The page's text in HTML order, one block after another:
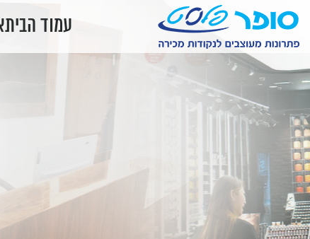
עמוד הבית